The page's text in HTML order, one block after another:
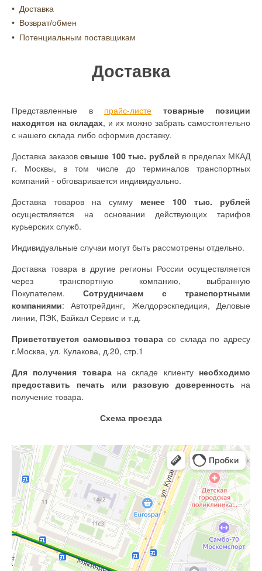
Доставка
Возврат/обмен
Потенциальным поставщикам
Доставка
Представленные в прайс-листе
товарные позиции
находятся на складах, и их можно забрать самостоятельно
с нашего склада либо оформив доставку.
Доставка заказов свыше 100 тыс. рублей в пределах МКАД
г. Москвы, в том числе до терминалов транспортных
компаний - обговаривается индивидуально.
Доставка товаров на сумму менее 100 тыс. рублей
осуществляется на основании действующих тарифов
курьерских служб.
Индивидуальные случаи могут быть рассмотрены отдельно.
Доставка товара в другие регионы России осуществляется
через транспортную компанию, выбранную
Покупателем.Сотрудничаем с транспортными
компаниями: Автотрейдинг, Желдорэскпедиция, Деловые
линии, ПЭК, Байкал Сервис и т.д.
Приветствуется самовывоз товара со склада по адресу
г.Москва, ул. Кулакова, д.20, стр.1
Для получения товарана складе клиенту необходимо
предоставить печать или разовую доверенность на
получение товара.
Схема проезда